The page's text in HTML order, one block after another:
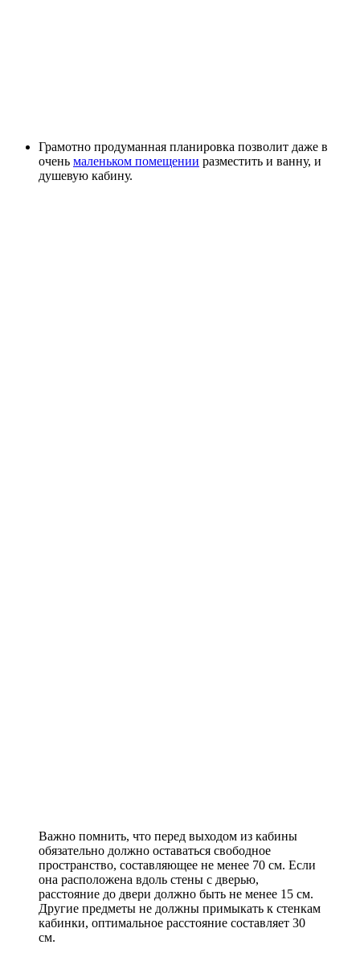
Грамотно продуманная планировка позволит даже в
очень маленьком помещении разместить и ванну, и
душевую кабину.
Важно помнить, что перед выходом из кабины
обязательно должно оставаться свободное
пространство, составляющее не менее 70 см. Если
она расположена вдоль стены с дверью,
расстояние до двери должно быть не менее 15 см.
Другие предметы не должны примыкать к стенкам
кабинки, оптимальное расстояние составляет 30
см.